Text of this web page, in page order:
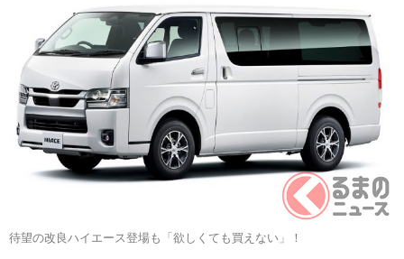
待望の改良ハイエース登場も「欲しくても買えない」！